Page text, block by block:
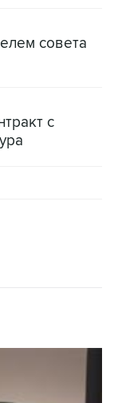
совета
с